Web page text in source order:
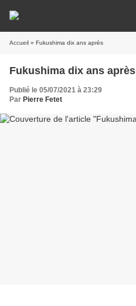
Accueil » Fukushima dix ans après
Fukushima dix ans après
Publié le 05/07/2021 à 23:29
Par Pierre Fetet